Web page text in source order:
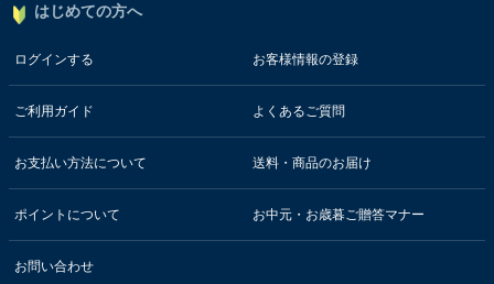
はじめての方へ
ログインする お客様情報の登録
ご利用ガイド よくあるご質問
お支払い方法について 送料・商品のお届け
ポイントについて お中元・お歳暮ご贈答マナー
お問い合わせ